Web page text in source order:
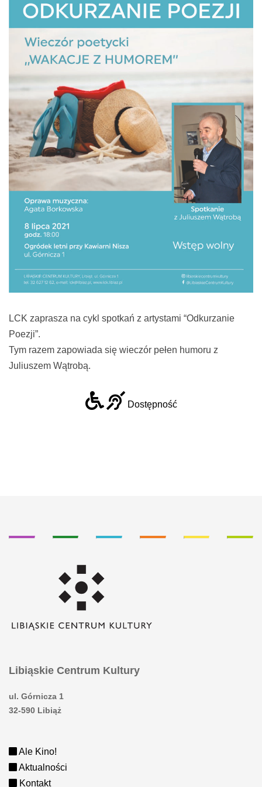
LCK zaprasza na cykl spotkań z artystami “Odkurzanie
Poezji”.
Tym razem zapowiada się wieczór pełen humoru z
Juliuszem Wątrobą.
Dostępność
Libiąskie Centrum Kultury
ul. Górnicza 1
32-590 Libiąż
Ale Kino!
Aktualności
Kontakt